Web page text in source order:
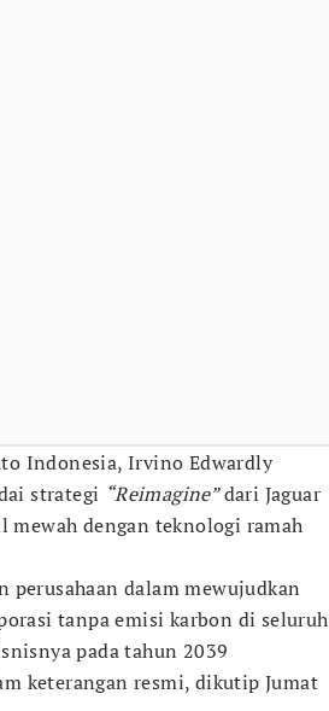
Indonesia, Irvino Edwardly
strategi “Reimagine”dari Jaguar
dengan teknologi ramah
dalam mewujudkan
tanpa emisi karbon di seluruh
pada tahun 2039
keterangan resmi, dikutip Jumat